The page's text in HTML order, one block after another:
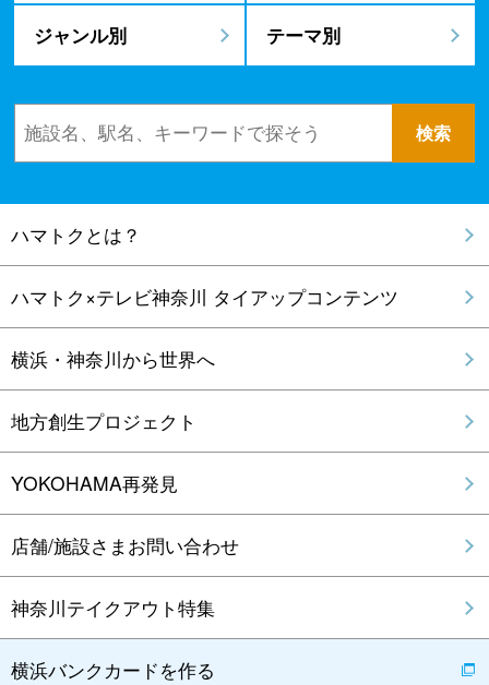
ジャンル別 テーマ別
ハマトクとは？
ハマトク×テレビ神奈川 タイアップコンテンツ
横浜・神奈川から世界へ
地方創生プロジェクト
YOKOHAMA再発見
店舗/施設さまお問い合わせ
神奈川テイクアウト特集
横浜バンクカードを作る